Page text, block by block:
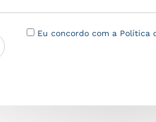
Eu concordo com a Política